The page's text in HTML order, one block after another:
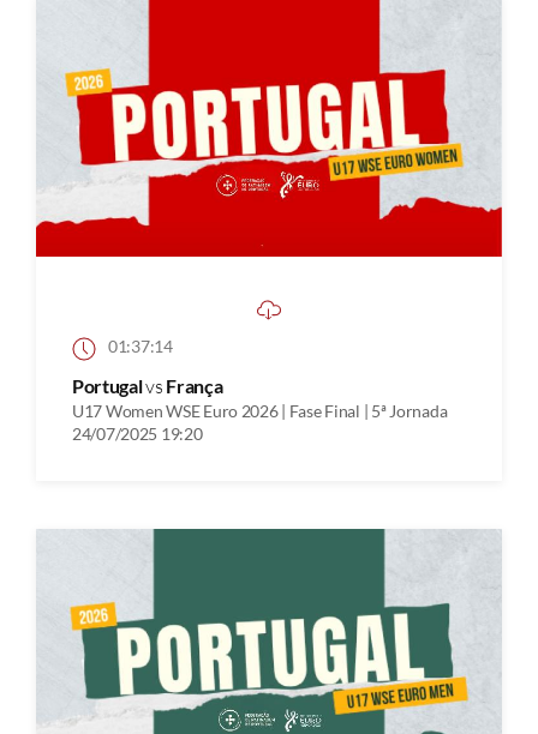
01:37:14
Portugalvs França
U17 Women WSE Euro 2026 | Fase Final | 5ª Jornada
24/07/2025 19:20